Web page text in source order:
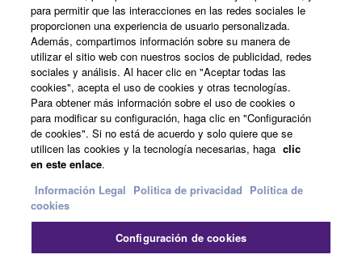
España - Spanish
Empresa
Contacte con nosotrosTerminos de uso
Politica de privacidadPolítica de cookies
para permitir que las interacciones en las redes sociales le
proporcionen una experiencia de usuario personalizada.
Además, compartimos información sobre su manera de
utilizar el sitio web con nuestros socios de publicidad, redes
sociales y análisis. Al hacer clic en "Aceptar todas las
cookies", acepta el uso de cookies y otras tecnologías.
Para obtener más información sobre el uso de cookies o
para modificar su configuración, haga clic en "Configuración
de cookies". Si no está de acuerdo y solo quiere que se
utilicen las cookies y la tecnología necesarias, haga clic
en este enlace.
Información Legal Politica de privacidad Política de
cookies
Configuración de cookies